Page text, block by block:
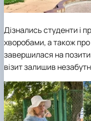
Дізнались студенти і
хворобами, а також про
завершилася на
візит залишив